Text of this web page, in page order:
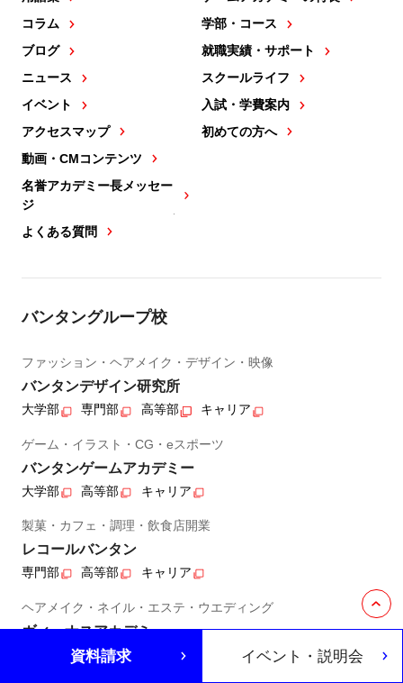
コラム
ブログ
ニュース
イベント
アクセスマップ
動画・CMコンテンツ
名誉アカデミー長メッセー
ジ
よくある質問
学部・コース
就職実績・サポート
スクールライフ
入試・学費案内
初めての方へ
バンタングループ校
ファッション・ヘアメイク・デザイン・映像
バンタンデザイン研究所
大学部 専門部 高等部 キャリア
ゲーム・イラスト・CG・eスポーツ
バンタンゲームアカデミー
大学部 高等部 キャリア
製菓・カフェ・調理・飲食店開業
レコールバンタン
専門部 高等部 キャリア
ヘアメイク・ネイル・エステ・ウエディング
ヴィーナスアカデミー
高等部 キャリア
資料請求 イベント・説明会